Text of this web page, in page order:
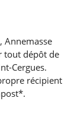
Annemasse
tout dépôt de
Cergues.
récipient